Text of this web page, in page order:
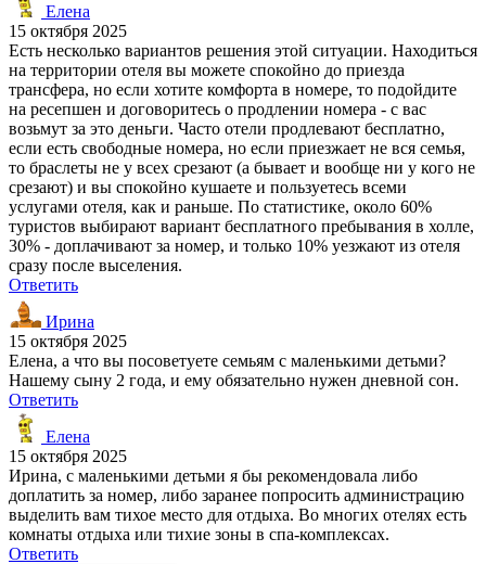
Елена
15 октября 2025
Есть несколько вариантов решения этой ситуации. Находиться
на территории отеля вы можете спокойно до приезда
трансфера, но если хотите комфорта в номере, то подойдите
на ресепшен и договоритесь о продлении номера - с вас
возьмут за это деньги. Часто отели продлевают бесплатно,
если есть свободные номера, но если приезжает не вся семья,
то браслеты не у всех срезают (а бывает и вообще ни у кого не
срезают) и вы спокойно кушаете и пользуетесь всеми
услугами отеля, как и раньше. По статистике, около 60%
туристов выбирают вариант бесплатного пребывания в холле,
30% - доплачивают за номер, и только 10% уезжают из отеля
сразу после выселения.
Ответить
Ирина
15 октября 2025
Елена, а что вы посоветуете семьям с маленькими детьми?
Нашему сыну 2 года, и ему обязательно нужен дневной сон.
Ответить
Елена
15 октября 2025
Ирина, с маленькими детьми я бы рекомендовала либо
доплатить за номер, либо заранее попросить администрацию
выделить вам тихое место для отдыха. Во многих отелях есть
комнаты отдыха или тихие зоны в спа-комплексах.
Ответить